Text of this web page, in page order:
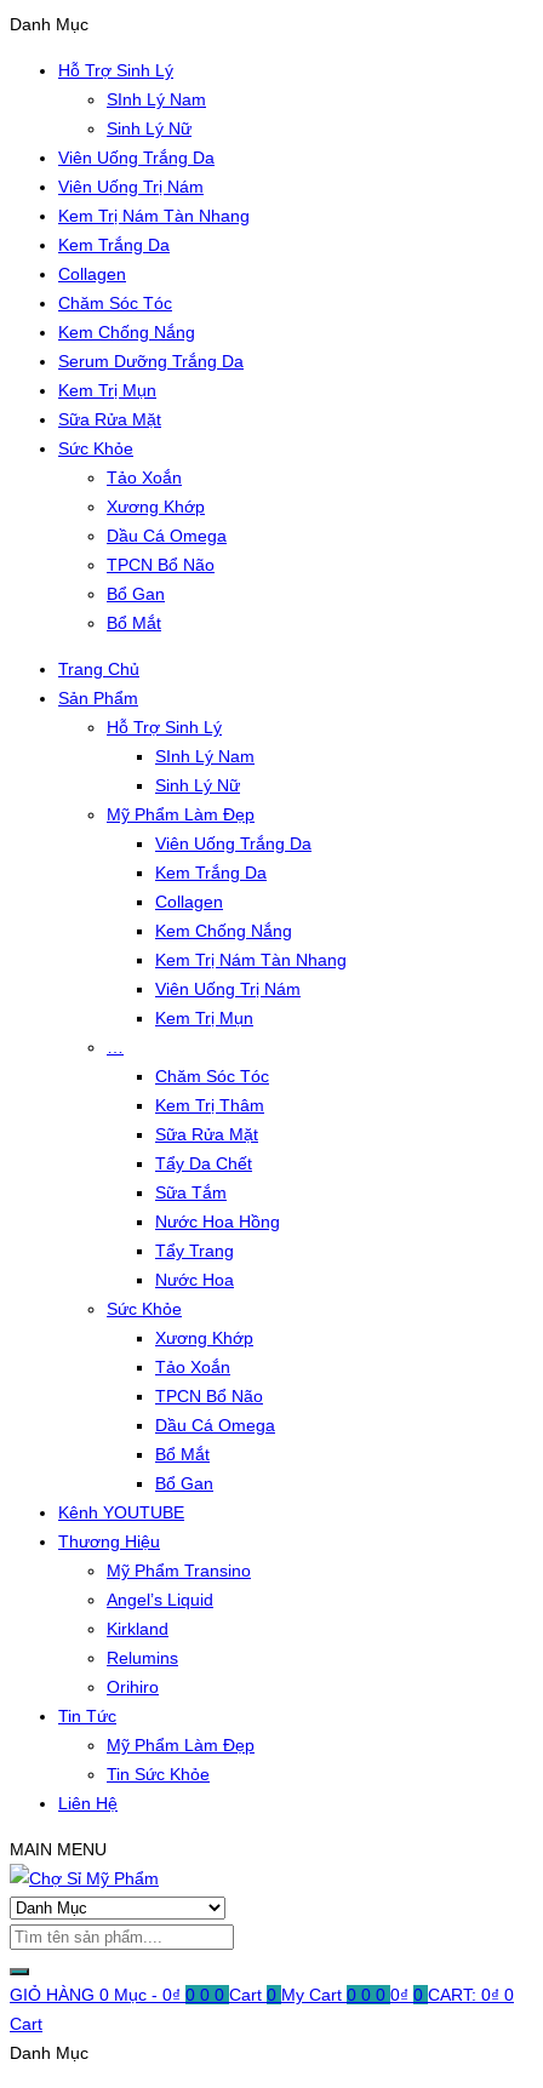
Danh Mục
Hỗ Trợ Sinh Lý
SInh Lý Nam
Sinh Lý Nữ
Viên Uống Trắng Da
Viên Uống Trị Nám
Kem Trị Nám Tàn Nhang
Kem Trắng Da
Collagen
Chăm Sóc Tóc
Kem Chống Nắng
Serum Dưỡng Trắng Da
Kem Trị Mụn
Sữa Rửa Mặt
Sức Khỏe
Tảo Xoắn
Xương Khớp
Dầu Cá Omega
TPCN Bổ Não
Bổ Gan
Bổ Mắt
Trang Chủ
Sản Phẩm
Hỗ Trợ Sinh Lý
SInh Lý Nam
Sinh Lý Nữ
Mỹ Phẩm Làm Đẹp
Viên Uống Trắng Da
Kem Trắng Da
Collagen
Kem Chống Nắng
Kem Trị Nám Tàn Nhang
Viên Uống Trị Nám
Kem Trị Mụn
Chăm Sóc Tóc
Kem Trị Thâm
Sữa Rửa Mặt
Tẩy Da Chết
Sữa Tắm
Nước Hoa Hồng
Tẩy Trang
Nước Hoa
Sức Khỏe
Xương Khớp
Tảo Xoắn
TPCN Bổ Não
Dầu Cá Omega
Bổ Mắt
Bổ Gan
Kênh YOUTUBE
Thương Hiệu
Mỹ Phẩm Transino
Angel’s Liquid
Kirkland
Relumins
Orihiro
Tin Tức
Mỹ Phẩm Làm Đẹp
Tin Sức Khỏe
Liên Hệ
MAIN MENU
GIỎ HÀNG 0 Mục - 0₫ 0 0 0 Cart 0 My Cart 0 0 0 0₫ 0 CART: 0₫ 0
Cart
Danh Mục